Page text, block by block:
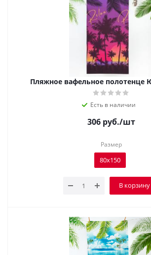
Пляжное вафельное полотенце
Есть в наличии
306руб./шт
Размер
80х150
В корзину